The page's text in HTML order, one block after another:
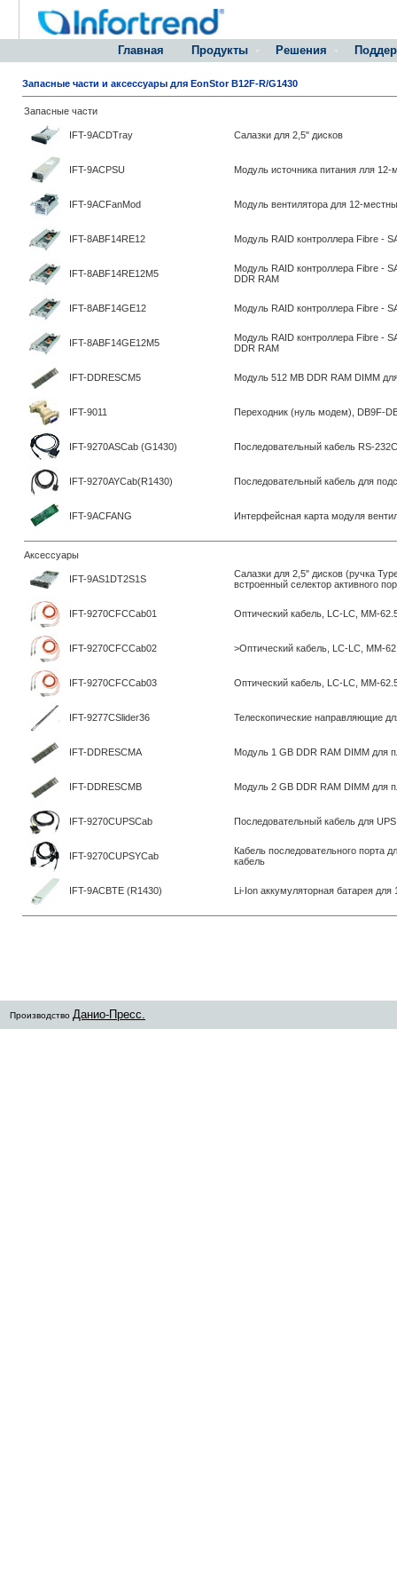
Главная Продукты Решения
Запасные части и аксессуары для EonStor B12F-R/G1430
Запасные части
IFT-9ACDTray Салазки для 2,5" дисков
IFT-9ACPSU Модуль источника питания лля
IFT-9ACFanMod Модуль вентилятора для 12-
IFT-8ABF14RE12 Модуль RAID контроллера Fibre -
IFT-8ABF14RE12M5
Модуль RAID контроллера Fibre -
DDR RAM
IFT-8ABF14GE12 Модуль RAID контроллера Fibre -
IFT-8ABF14GE12M5
Модуль RAID контроллера Fibre -
DDR RAM
IFT-DDRESCM5 Модуль 512 MB DDR RAM DIMM
IFT-9011 Переходник (нуль модем), DB9F-
IFT-9270ASCab (G1430) Последовательный кабель RS-
IFT-9270AYCab(R1430) Последовательный кабель для
IFT-9ACFANG Интерфейсная карта модуля
Аксессуары
IFT-9AS1DT2S1S
Салазки для 2,5" дисков (ручка
встроенный селектор активного
IFT-9270CFCCab01 Оптический кабель, LC-LC, MM-
IFT-9270CFCCab02 >Оптический кабель, LC-LC, MM-
IFT-9270CFCCab03 Оптический кабель, LC-LC, MM-
IFT-9277CSlider36 Телескопические направляющие
IFT-DDRESCMA Модуль 1 GB DDR RAM DIMM для
IFT-DDRESCMB Модуль 2 GB DDR RAM DIMM для
IFT-9270CUPSCab Последовательный кабель для
IFT-9270CUPSYCab
Кабель последовательного порта
кабель
IFT-9ACBTE (R1430) Li-Ion аккумуляторная батарея
Производство Данио-Пресс.